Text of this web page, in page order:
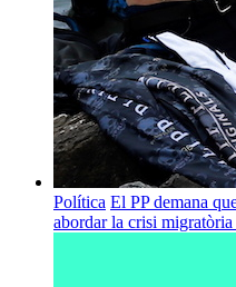
Política El PP demana
abordar la crisi migratòria